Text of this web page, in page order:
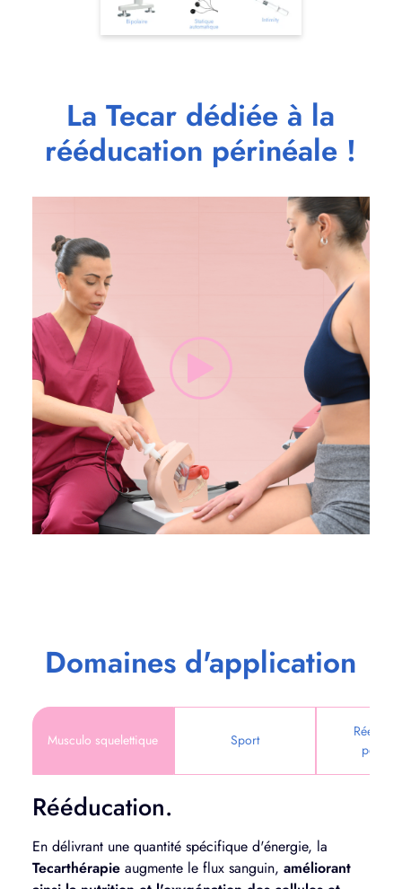
La Tecar dédiée à la
rééducation périnéale !
Domaines d'application
Musculo squelettique Sport
Rééducation.
En délivrant une quantité spécifique d'énergie, la
Tecarthérapie augmente le flux sanguin, améliorant